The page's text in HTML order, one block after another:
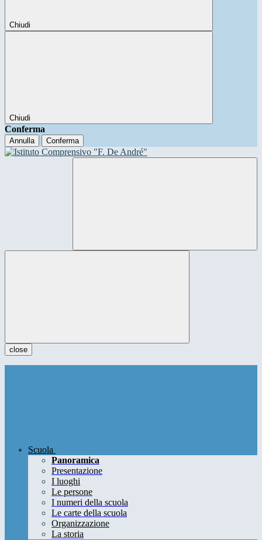
Chiudi
Chiudi
Conferma
Annulla Conferma
close
Scuola
Panoramica
Presentazione
I luoghi
Le persone
I numeri della scuola
Le carte della scuola
Organizzazione
La storia